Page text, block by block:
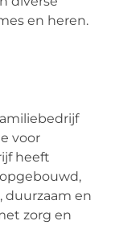
en heren.
voor
heeft
duurzaam en
zorg en